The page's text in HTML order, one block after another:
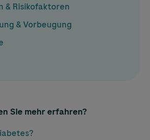
& Risikofaktoren
& Vorbeugung
Sie mehr erfahren?